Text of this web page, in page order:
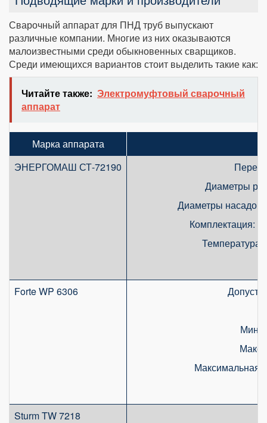
Сварочный аппарат для ПНД труб выпускают
различные компании. Многие из них оказываются
малоизвестными среди обыкновенных сварщиков.
Среди имеющихся вариантов стоит выделить такие как:
Читайте также: Электромуфтовый сварочный
аппарат
Марка аппарата
ЭНЕРГОМАШ СТ-72190
Диаметры
Диаметры насадок
Комплектация:
Температура
Forte WP 6306
Максимальная
Sturm TW 7218